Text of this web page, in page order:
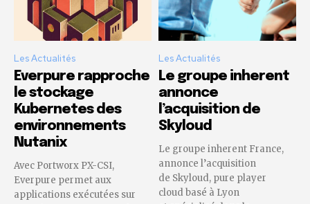
Les Actualités
Everpure rapproche
le stockage
Kubernetes des
environnements
Nutanix
Avec Portworx PX-CSI,
Everpure permet aux
applications exécutées sur
Les Actualités
Le groupe inherent
annonce
l’acquisition de
Skyloud
Le groupe inherent France,
annonce l’acquisition
de Skyloud, pure player
cloud basé à Lyon